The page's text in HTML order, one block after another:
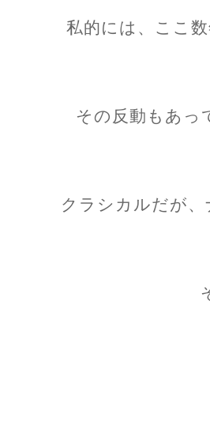
私的には、ここ
その反動もあっ
クラシカルだが